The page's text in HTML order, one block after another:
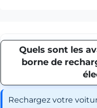
Quels sont les
borne de
Rechargez votre